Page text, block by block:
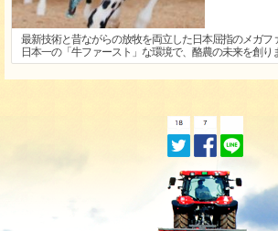
最新技術と昔ながらの放牧を両立した日本屈指のメガフ
日本一の「牛ファースト」な環境で、酪農の未来を創り